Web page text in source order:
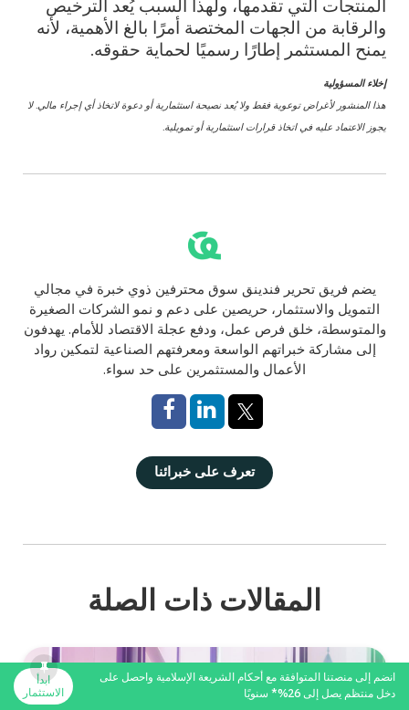
المنتجات التي تقدمها، ولهذا السبب يُعد الترخيص
والرقابة من الجهات المختصة أمرًا بالغ الأهمية، لأنه
يمنح المستثمر إطارًا رسميًا لحماية حقوقه.
إخلاء المسؤولية
هذا المنشور لأغراض توعوية فقط ولا يُعد نصيحة استثمارية أو دعوة لاتخاذ أي إجراء مالي. لا
يجوز الاعتماد عليه في اتخاذ قرارات استثمارية أو تمويلية.
يضم فريق تحرير فندينق سوق محترفين ذوي خبرة في مجالي
التمويل والاستثمار، حريصين على دعم و نمو الشركات الصغيرة
والمتوسطة، خلق فرص عمل، ودفع عجلة الاقتصاد للأمام. يهدفون
إلى مشاركة خبراتهم الواسعة ومعرفتهم الصناعية لتمكين رواد
الأعمال والمستثمرين على حد سواء.
تعرف على خبرائنا
المقالات ذات الصلة
انضم إلى منصتنا المتوافقة مع أحكام الشريعة الإسلامية واحصل على
دخل منتظم يصل إلى 26%* سنويًا
ابدأ
الاستثمار